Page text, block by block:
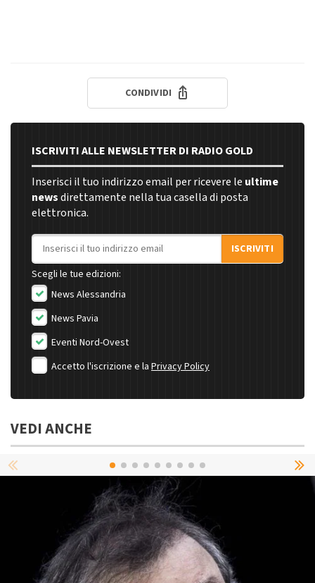
CONDIVIDI
ISCRIVITI ALLE NEWSLETTER DI RADIO GOLD
Inserisci il tuo indirizzo email per ricevere le ultime
newsdirettamente nella tua casella di posta
elettronica.
Indirizzo email
ISCRIVITI
Scegli le tue edizioni:
News Alessandria
News Pavia
Eventi Nord-Ovest
Accetto l'iscrizione e la Privacy Policy
VEDI ANCHE